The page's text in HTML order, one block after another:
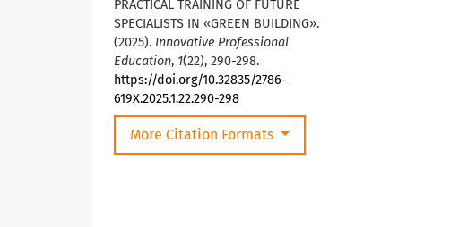
PRACTICAL TRAINING OF FUTURE
SPECIALISTS IN «GREEN BUILDING».
(2025). Innovative Professional
Education, 1(22), 290-298.
https://doi.org/10.32835/2786-
619X.2025.1.22.290-298
More Citation Formats